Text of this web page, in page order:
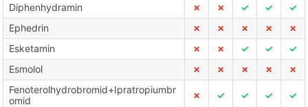
Diphenhydramin
✗ ✗ ✓ ✓
✓
Ephedrin
✗ ✗ ✗ ✗
✗
Esketamin
✗ ✗ ✓ ✓
✓
Esmolol
✗ ✗ ✗ ✗
✗
Fenoterolhydrobromid+Ipratropiumbr
omid
✗ ✓ ✓ ✓ ✓